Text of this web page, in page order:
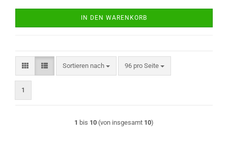
IN DEN WARENKORB
Sortieren nach
Sortieren nach 96 pro Seite
pro Seite
1
1 bis 10 (von insgesamt 10)